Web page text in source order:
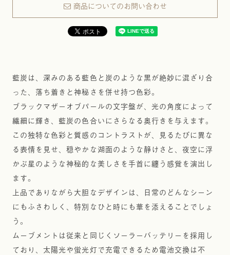
商品についてのお問い合わせ
藍炭は、深みのある藍色と炭のような黒が絶妙に混ざり合
った、落ち着きと神秘さを併せ持つ色彩。
ブラックマザーオブパールの文字盤が、光の角度によって
繊細に輝き、藍炭の色合いにさらなる奥行きを与えます。
この独特な色彩と質感のコントラストが、見るたびに異な
る表情を見せ、穏やかな湖面のような静けさと、夜空に浮
かぶ星のような神秘的な美しさを手首に纏う感覚を演出し
ます。
上品でありながら大胆なデザインは、日常のどんなシーン
にもふさわしく、特別なひと時にも華を添えることでしょ
う。
ムーブメントは従来と同じくソーラーバッテリーを採用し
ており、太陽光や蛍光灯で充電できるため電池交換は不